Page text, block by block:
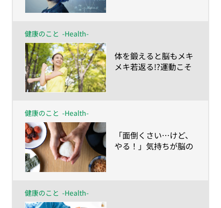
健康のこと -Health-
​体を鍛えると脳もメキ
メキ若返る!?運動こそ
健康のこと -Health-
​「面倒くさい…けど、
やる！」気持ちが脳の
健康のこと -Health-